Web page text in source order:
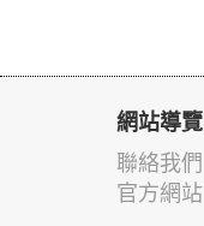
網站導覽
聯絡我們
官方網站